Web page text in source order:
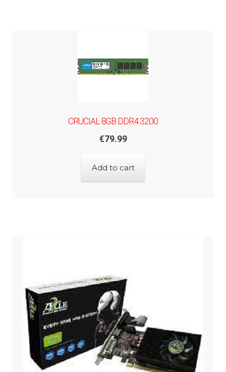
CRUCIAL 8GB DDR4 3200
€79.99
Add to cart